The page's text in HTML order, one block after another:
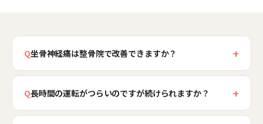
Q坐骨神経痛は整骨院で改善できますか？ +
坐骨神経痛は症状の呼び名で、背景に椎間板ヘル
ニアや脊柱管狭窄症、お尻の筋肉による圧迫など
さまざまな原因があります。当院ではまず検査で
Q長時間の運転がつらいのですが続けられますか？ +
はい、谷山は車社会で長く運転する方が多く、運